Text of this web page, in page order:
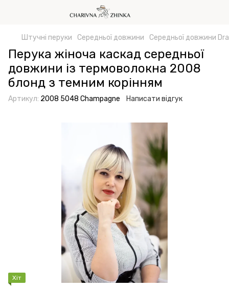
Штучні перуки Середньої довжини Середньої довжини
Перука жіноча каскад середньої
довжини із термоволокна 2008
блонд з темним корінням
Артикул: 2008 5048 Champagne Написати відгук
Хіт